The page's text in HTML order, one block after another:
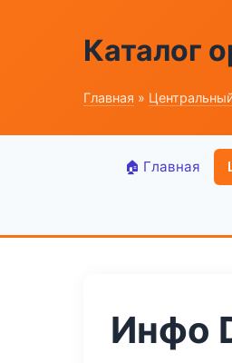
Каталог
Главная »
🏠 Главная
Инфо